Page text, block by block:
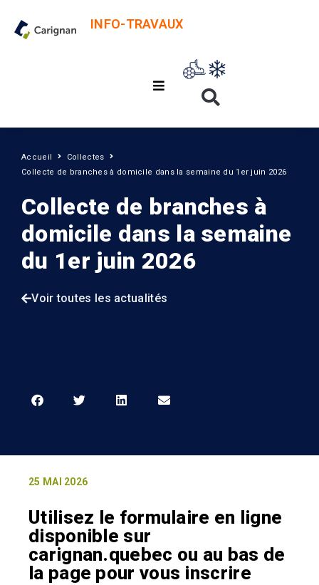
INFO-TRAVAUX
Accueil
Collectes
Collecte de branches à domicile dans la semaine du 1er juin 2026
Collecte de branches à
domicile dans la semaine
du 1er juin 2026
Voir toutes les actualités
25 MAI 2026
Utilisez le formulaire en ligne
disponible sur
carignan.quebec ou au bas de
la page pour vous inscrire